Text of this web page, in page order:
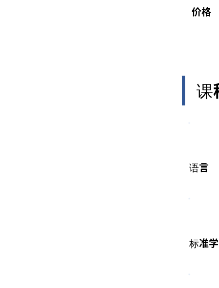
价格
课
语言
标准